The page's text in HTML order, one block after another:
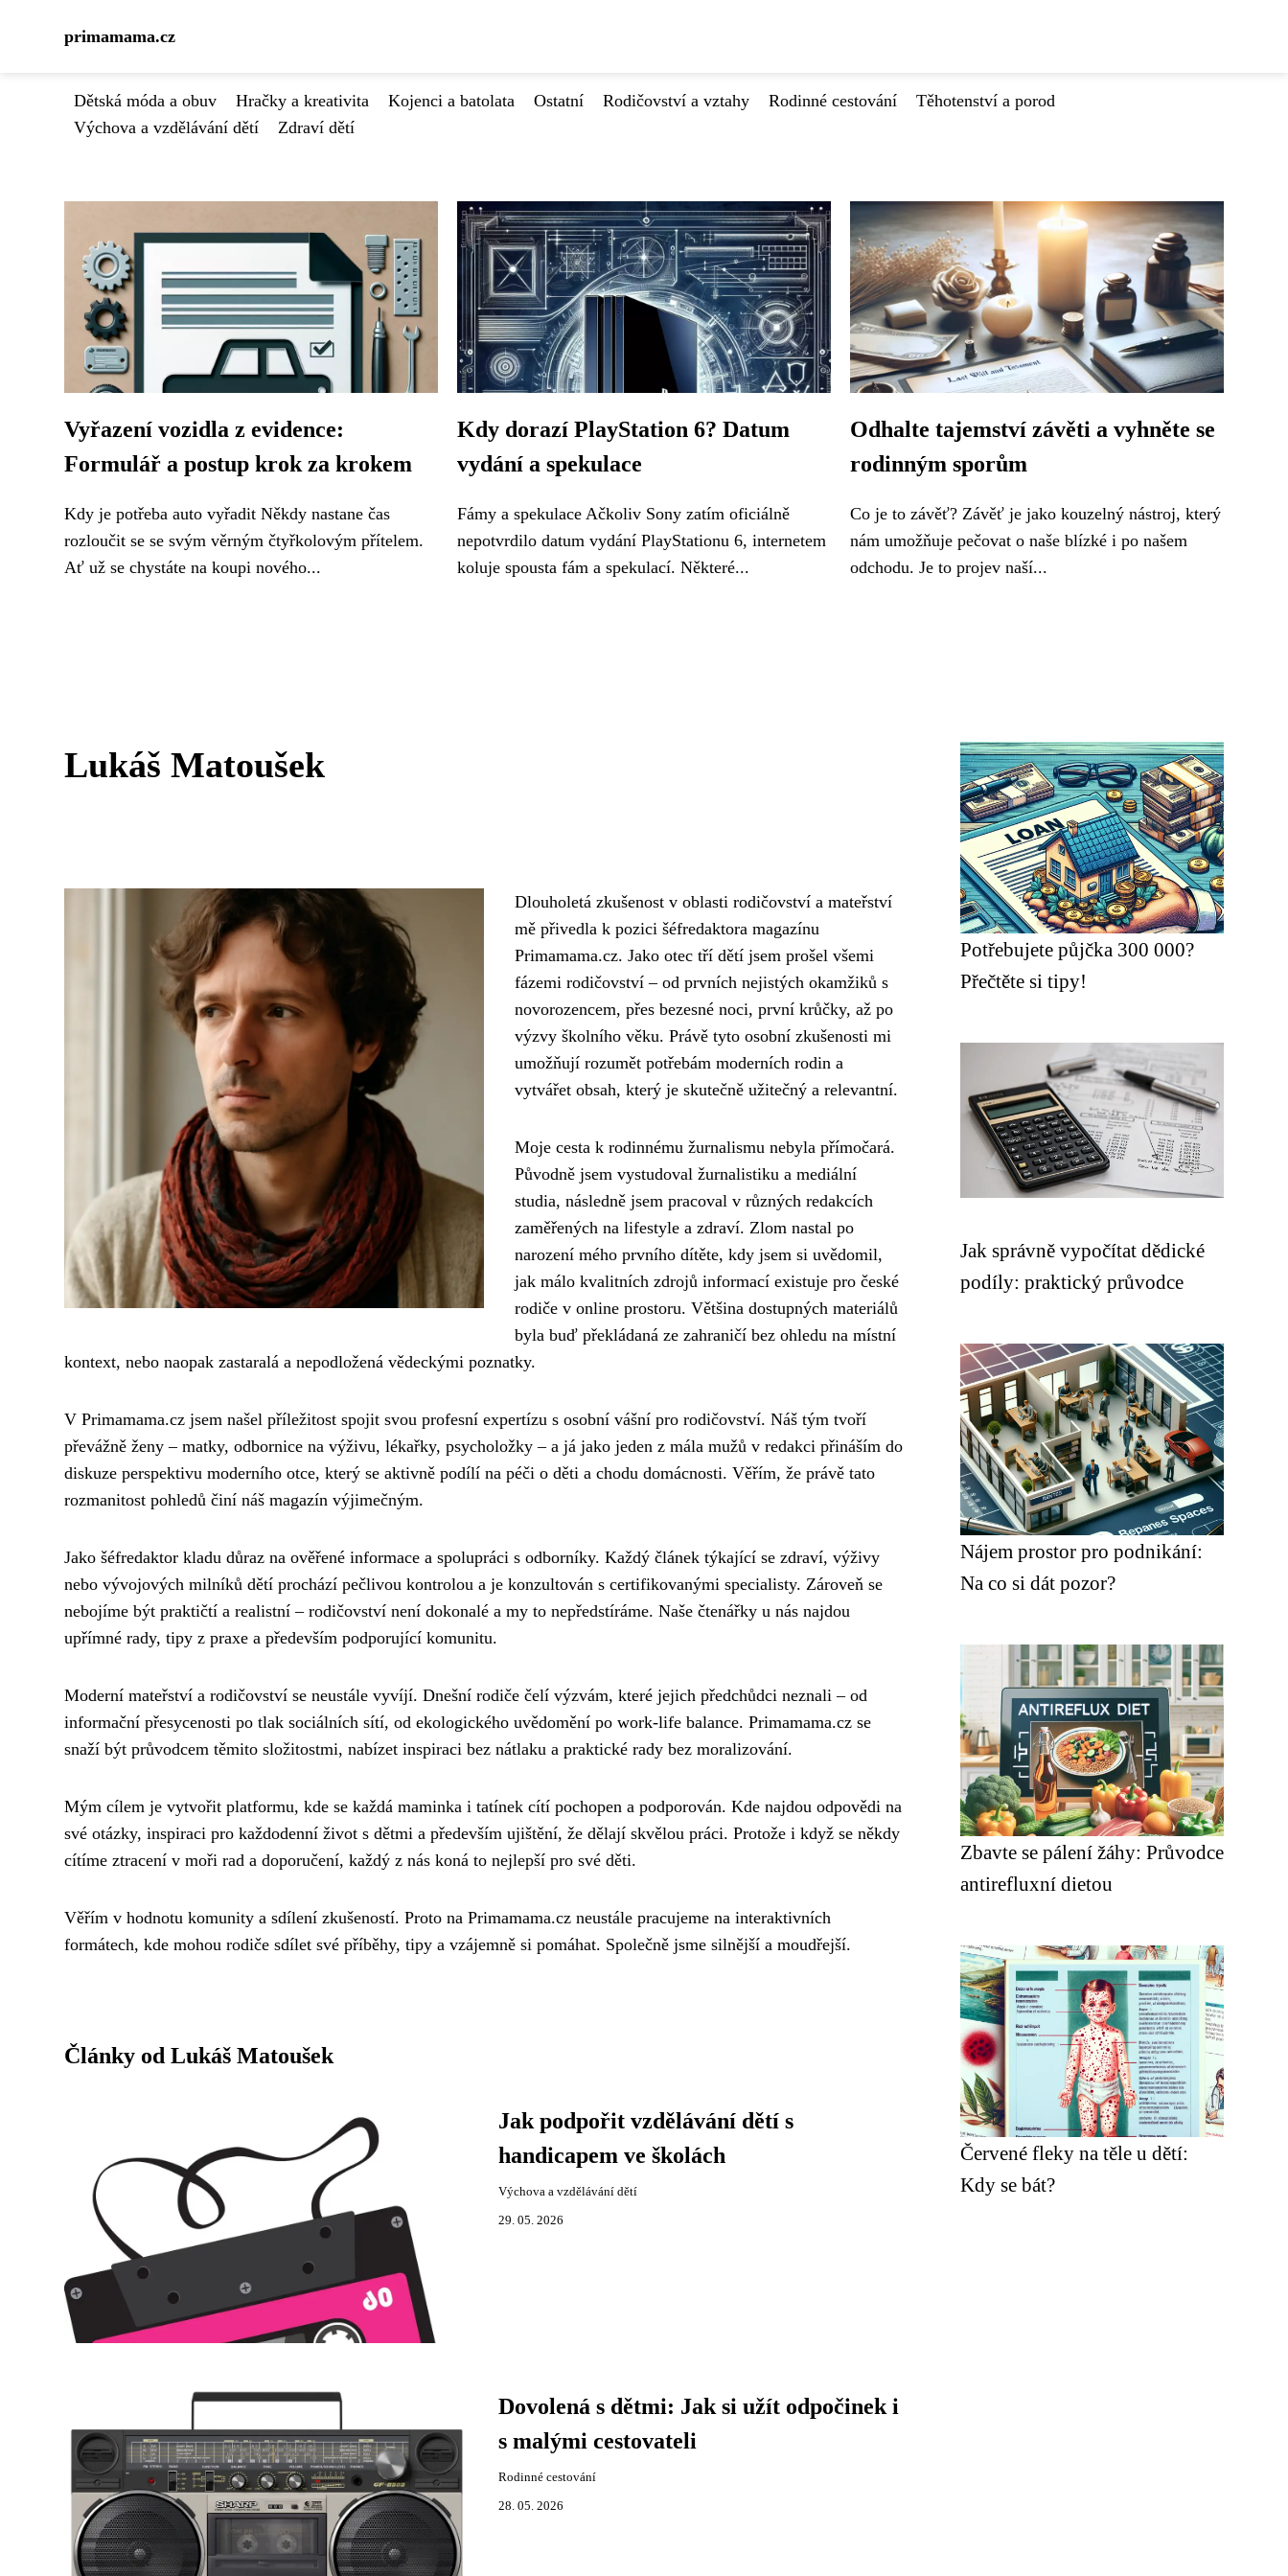
primamama.cz
Dětská móda a obuv Hračky a kreativita Kojenci a batolata Ostatní Rodičovství a vztahy Rodinné cestování
Těhotenství a porod
Výchova a vzdělávání dětí
Zdraví dětí
Vyřazení vozidla z evidence:
Formulář a postup krok za krokem
Kdy je potřeba auto vyřadit Někdy nastane čas
rozloučit se se svým věrným čtyřkolovým přítelem.
Ať už se chystáte na koupi nového...
Kdy dorazí PlayStation 6? Datum
vydání a spekulace
Fámy a spekulace Ačkoliv Sony zatím oficiálně
nepotvrdilo datum vydání PlayStationu 6, internetem
koluje spousta fám a spekulací. Některé...
Odhalte tajemství závěti a vyhněte se
rodinným sporům
Co je to závěť? Závěť je jako kouzelný nástroj, který
nám umožňuje pečovat o naše blízké i po našem
odchodu. Je to projev naší...
Lukáš Matoušek
Dlouholetá zkušenost v oblasti rodičovství a mateřství
mě přivedla k pozici šéfredaktora magazínu
Primamama.cz. Jako otec tří dětí jsem prošel všemi
fázemi rodičovství – od prvních nejistých okamžiků s
novorozencem, přes bezesné noci, první krůčky, až po
výzvy školního věku. Právě tyto osobní zkušenosti mi
umožňují rozumět potřebám moderních rodin a
vytvářet obsah, který je skutečně užitečný a relevantní.
Moje cesta k rodinnému žurnalismu nebyla přímočará.
Původně jsem vystudoval žurnalistiku a mediální
studia, následně jsem pracoval v různých redakcích
zaměřených na lifestyle a zdraví. Zlom nastal po
narození mého prvního dítěte, kdy jsem si uvědomil,
jak málo kvalitních zdrojů informací existuje pro české
rodiče v online prostoru. Většina dostupných materiálů
byla buď překládaná ze zahraničí bez ohledu na místní
kontext, nebo naopak zastaralá a nepodložená vědeckými poznatky.
V Primamama.cz jsem našel příležitost spojit svou profesní expertízu s osobní vášní pro rodičovství. Náš tým tvoří
převážně ženy – matky, odbornice na výživu, lékařky, psycholožky – a já jako jeden z mála mužů v redakci přináším do
diskuze perspektivu moderního otce, který se aktivně podílí na péči o děti a chodu domácnosti. Věřím, že právě tato
rozmanitost pohledů činí náš magazín výjimečným.
Jako šéfredaktor kladu důraz na ověřené informace a spolupráci s odborníky. Každý článek týkající se zdraví, výživy
nebo vývojových milníků dětí prochází pečlivou kontrolou a je konzultován s certifikovanými specialisty. Zároveň se
nebojíme být praktičtí a realistní – rodičovství není dokonalé a my to nepředstíráme. Naše čtenářky u nás najdou
upřímné rady, tipy z praxe a především podporující komunitu.
Moderní mateřství a rodičovství se neustále vyvíjí. Dnešní rodiče čelí výzvám, které jejich předchůdci neznali – od
informační přesycenosti po tlak sociálních sítí, od ekologického uvědomění po work-life balance. Primamama.cz se
snaží být průvodcem těmito složitostmi, nabízet inspiraci bez nátlaku a praktické rady bez moralizování.
Mým cílem je vytvořit platformu, kde se každá maminka i tatínek cítí pochopen a podporován. Kde najdou odpovědi na
své otázky, inspiraci pro každodenní život s dětmi a především ujištění, že dělají skvělou práci. Protože i když se někdy
cítíme ztracení v moři rad a doporučení, každý z nás koná to nejlepší pro své děti.
Věřím v hodnotu komunity a sdílení zkušeností. Proto na Primamama.cz neustále pracujeme na interaktivních
formátech, kde mohou rodiče sdílet své příběhy, tipy a vzájemně si pomáhat. Společně jsme silnější a moudřejší.
Články od Lukáš Matoušek
Jak podpořit vzdělávání dětí s
handicapem ve školách
Výchova a vzdělávání dětí
29. 05. 2026
Dovolená s dětmi: Jak si užít odpočinek i
s malými cestovateli
Rodinné cestování
28. 05. 2026
Potřebujete půjčka 300 000?
Přečtěte si tipy!
Jak správně vypočítat dědické
podíly: praktický průvodce
Nájem prostor pro podnikání:
Na co si dát pozor?
Zbavte se pálení žáhy: Průvodce
antirefluxní dietou
Červené fleky na těle u dětí:
Kdy se bát?